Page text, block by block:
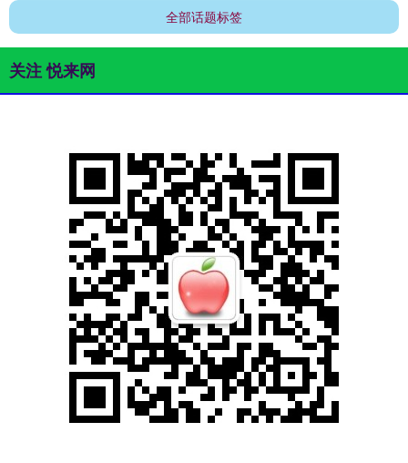
全部话题标签
关注 悦来网